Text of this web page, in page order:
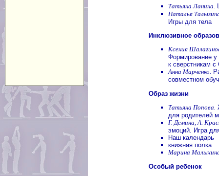
Татьяна Ланина.
Наталья
Игры для тела
Инклюзивное
Ксения
Формирование у
к сверстникам
Анна Марченко.
совместном
Образ жизни
Татьяна Попова.
для родителей
Г. Демина, А.
эмоций. Игра
Наш календарь
книжная полка
Марина
Особый ребенок